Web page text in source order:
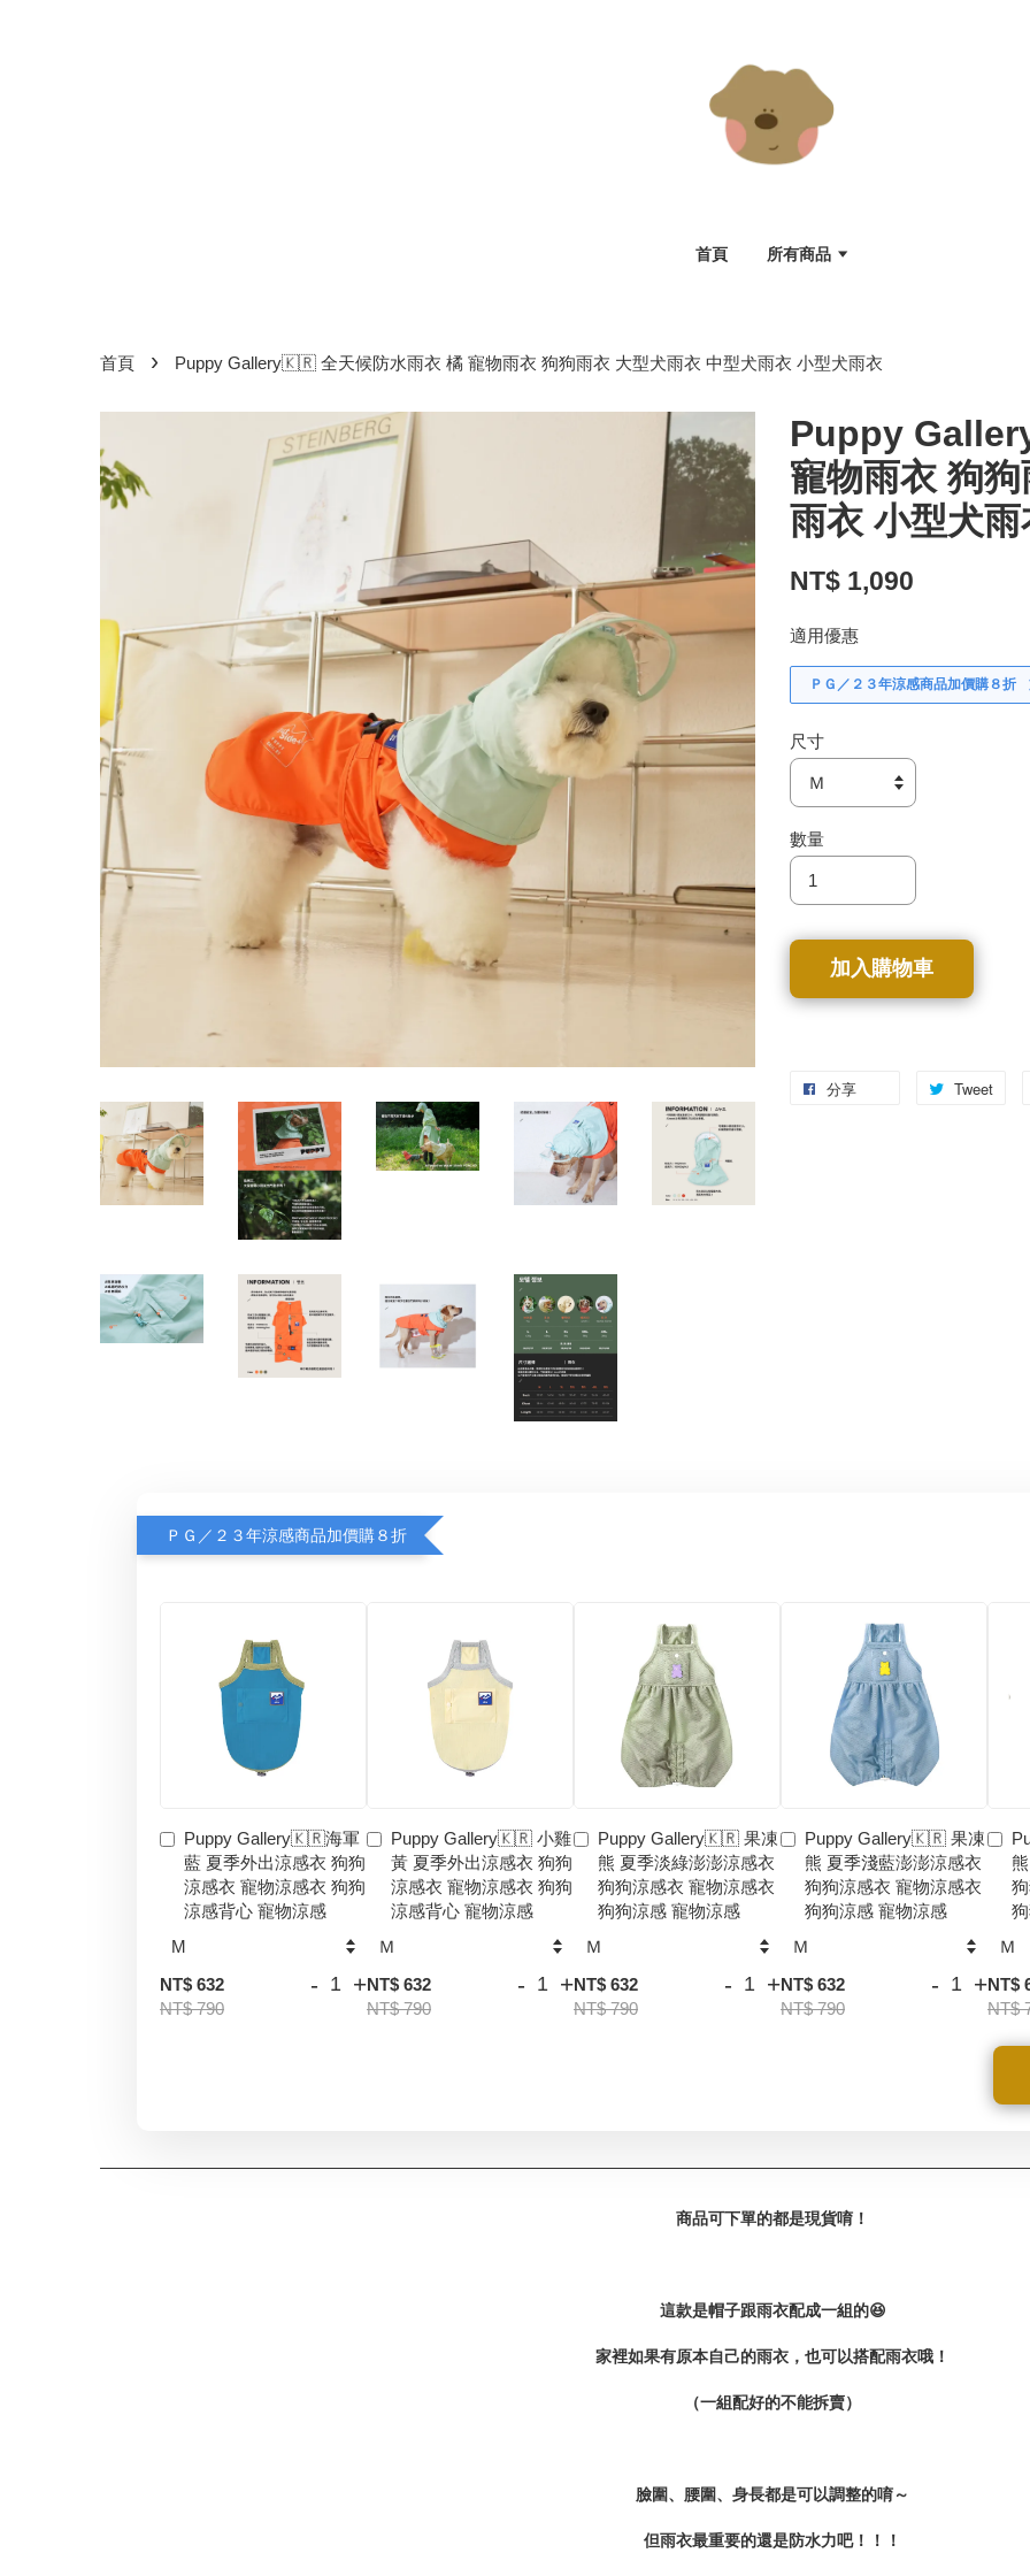
首頁 所有商品
首頁 › Puppy Gallery🇰🇷 全天候防水雨衣 橘 寵物雨衣 狗狗雨衣 大型犬雨衣 中型犬雨衣 小型犬雨衣
Puppy
寵物雨衣 狗
雨衣 小型犬雨
NT$ 1,090
適用優惠
ＰＧ／２３年涼感商品加價購８折
尺寸
數量
加入購物車
分享 Tweet
ＰＧ／２３年涼感商品加價購８折
Puppy Gallery🇰🇷海軍
藍 夏季外出涼感衣 狗狗
涼感衣 寵物涼感衣 狗狗
涼感背心 寵物涼感
NT$ 632
NT$ 790
- +
Puppy Gallery🇰🇷 小雞
黃 夏季外出涼感衣 狗狗
涼感衣 寵物涼感衣 狗狗
涼感背心 寵物涼感
NT$ 632
NT$ 790
- +
Puppy Gallery🇰🇷 果凍
熊 夏季淡綠澎澎涼感衣
狗狗涼感衣 寵物涼感衣
狗狗涼感 寵物涼感
NT$ 632
NT$ 790
- +
Puppy Gallery🇰🇷 果凍
熊 夏季淺藍澎澎涼感衣
狗狗涼感衣 寵物涼感衣
狗狗涼感 寵物涼感
NT$ 632
NT$ 790
- +NT$
NT$
商品可下單的都是現貨唷！
這款是帽子跟雨衣配成一組的😆
家裡如果有原本自己的雨衣， 也可以搭配雨衣哦！
（一組配好的不能拆賣）
臉圍、腰圍、身長都是可以調整的唷～
但雨衣最重要的還是防水力吧！！！